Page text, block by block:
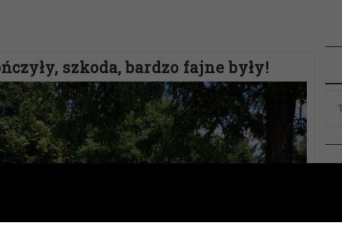
szkoda, bardzo fajne były!
Ważna informacja!
okresie wakacji biblioteki w Olszynie i w Hadrze oraz oddział dla